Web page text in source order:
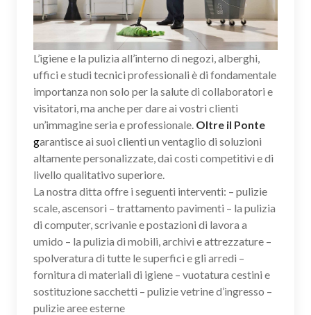
L’igiene e la pulizia all’interno di negozi, alberghi,
uffici e studi tecnici professionali è di fondamentale
importanza non solo per la salute di collaboratori e
visitatori, ma anche per dare ai vostri clienti
un’immagine seria e professionale. Oltre il Ponte
garantisce ai suoi clienti un ventaglio di soluzioni
altamente personalizzate, dai costi competitivi e di
livello qualitativo superiore.
La nostra ditta offre i seguenti interventi: – pulizie
scale, ascensori – trattamento pavimenti – la pulizia
di computer, scrivanie e postazioni di lavora a
umido – la pulizia di mobili, archivi e attrezzature –
spolveratura di tutte le superfici e gli arredi –
fornitura di materiali di igiene – vuotatura cestini e
sostituzione sacchetti – pulizie vetrine d’ingresso –
pulizie aree esterne